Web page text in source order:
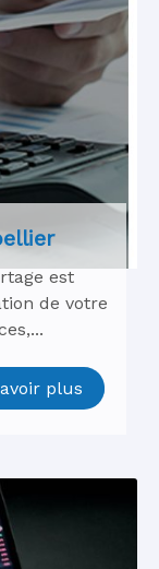
est
de votre
plus